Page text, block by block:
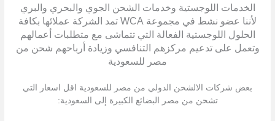
الخدمات اللوجستية وخدمات الشحن الجوي والبحري والبري
لأننا عضو نشط في مجموعة WCA تمد الشركة عملائها بكافة
الحلول اللوجستية الفعالة التي تتماشى مع متطلبات أعمالهم
وتعمل على تدعيم مركزهم التنافسي وزيادة أرباحهم شحن من
مصر للسعودية
بعض شركات الالشحن الدولي من مصر للسعودية اقل اسعار التي
تشحن من مصر البضائع الكبيرة إلى السعودية: